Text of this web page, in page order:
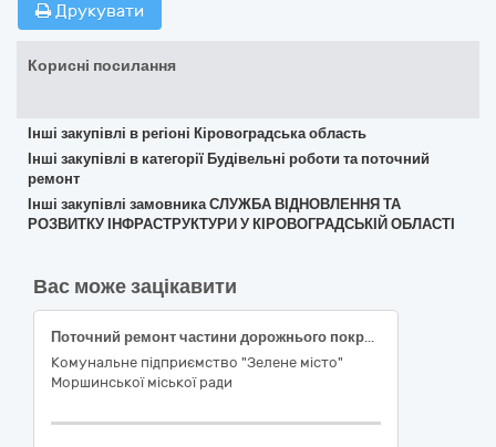
Друкувати
Корисні посилання
Інші закупівлі в регіоні Кіровоградська область
Інші закупівлі в категорії Будівельні роботи та поточний
ремонт
Інші закупівлі замовника СЛУЖБА ВІДНОВЛЕННЯ ТА
РОЗВИТКУ ІНФРАСТРУКТУРИ У КІРОВОГРАДСЬКІЙ ОБЛАСТІ
Вас може зацікавити
Поточний ремонт частини дорожнього покриття по вул.Заньковецької (від буд.11 до початку вул.Полуботка) в с.Довге, Стрийського району, Львівської області
Комунальне підприємство "Зелене місто"
Моршинської міської ради